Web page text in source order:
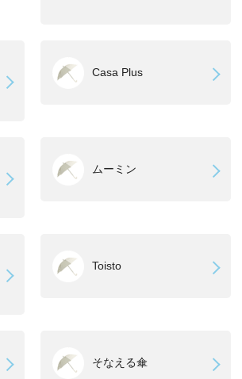
Casa Plus
ムーミン
Toisto
そなえる傘